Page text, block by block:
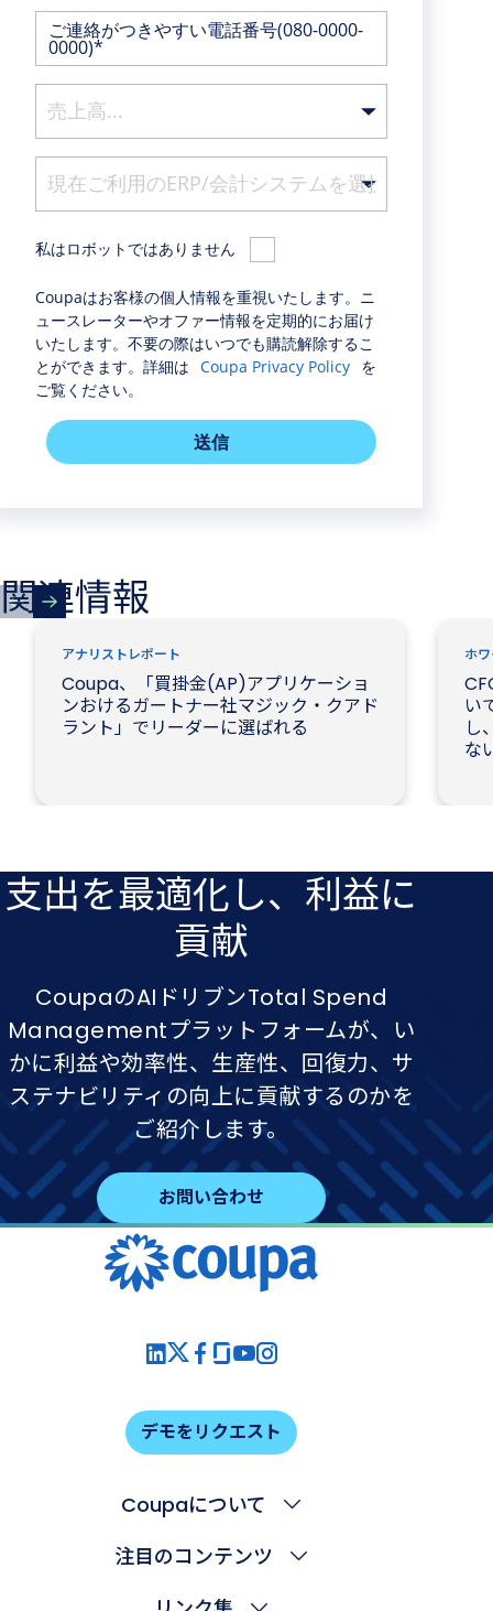
Coupaはお客様の個人情報を重視いたします。ニ
ュースレーターやオファー情報を定期的にお届け
いたします。不要の際はいつでも購読解除するこ
とができます。詳細は Coupa Privacy Policy を
ご覧ください。
私はロボットではありません
ご連絡がつきやすい電話番号(080-0000-
0000)*
送信
関連情報
アナリストレポート
Coupa、「買掛金(AP)アプリケーショ
ンおけるガートナー社マジック・クアド
ラント」でリーダーに選ばれる
ホ
い
し
な
支出を​最適化し、​利益に​
貢献
CoupaのAIドリブンTotal Spend
Managementプラットフォームが、い
かに利益や効率性、生産性、回復力、サ
ステナビリティの向上に貢献するのかを
ご紹介します。
お問い合わせ
デモをリクエスト
Coupaについて
注目のコンテンツ